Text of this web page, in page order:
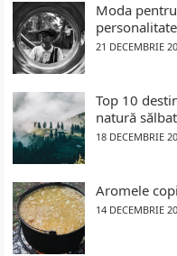
Moda
21 DECEMBRIE
Top 10
natură
18 DECEMBRIE
Aromele
14 DECEMBRIE